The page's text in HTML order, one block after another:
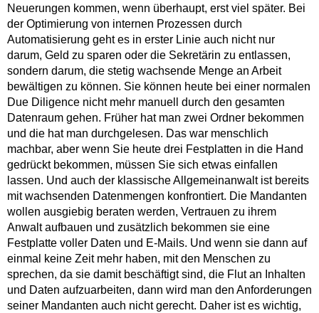
Neuerungen kommen, wenn überhaupt, erst viel später. Bei
der Optimierung von internen Prozessen durch
Automatisierung geht es in erster Linie auch nicht nur
darum, Geld zu sparen oder die Sekretärin zu entlassen,
sondern darum, die stetig wachsende Menge an Arbeit
bewältigen zu können. Sie können heute bei einer normalen
Due Diligence nicht mehr manuell durch den gesamten
Datenraum gehen. Früher hat man zwei Ordner bekommen
und die hat man durchgelesen. Das war menschlich
machbar, aber wenn Sie heute drei Festplatten in die Hand
gedrückt bekommen, müssen Sie sich etwas einfallen
lassen. Und auch der klassische Allgemeinanwalt ist bereits
mit wachsenden Datenmengen konfrontiert. Die Mandanten
wollen ausgiebig beraten werden, Vertrauen zu ihrem
Anwalt aufbauen und zusätzlich bekommen sie eine
Festplatte voller Daten und E-Mails. Und wenn sie dann auf
einmal keine Zeit mehr haben, mit den Menschen zu
sprechen, da sie damit beschäftigt sind, die Flut an Inhalten
und Daten aufzuarbeiten, dann wird man den Anforderungen
seiner Mandanten auch nicht gerecht. Daher ist es wichtig,